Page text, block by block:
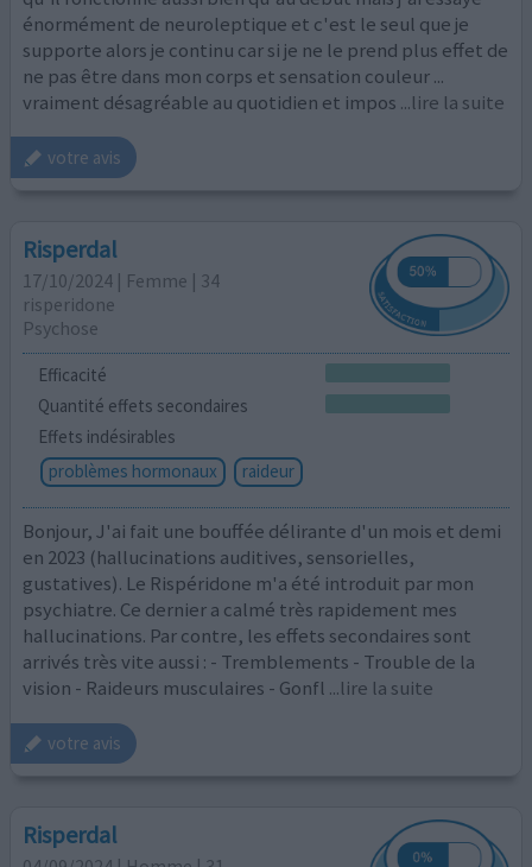
énormément de neuroleptique et c'est le seul que je
supporte alors je continu car si je ne le prend plus effet de
ne pas être dans mon corps et sensation couleur ...
vraiment désagréable au quotidien et impos ...lire la suite
votre avis
Risperdal
17/10/2024 | Femme | 34
risperidone
Psychose
Efficacité
Quantité effets secondaires
Effets indésirables
problèmes hormonaux
raideur
Bonjour, J'ai fait une bouffée délirante d'un mois et demi
en 2023 (hallucinations auditives, sensorielles,
gustatives). Le Rispéridone m'a été introduit par mon
psychiatre. Ce dernier a calmé très rapidement mes
hallucinations. Par contre, les effets secondaires sont
arrivés très vite aussi : - Tremblements - Trouble de la
vision - Raideurs musculaires - Gonfl ...lire la suite
votre avis
Risperdal